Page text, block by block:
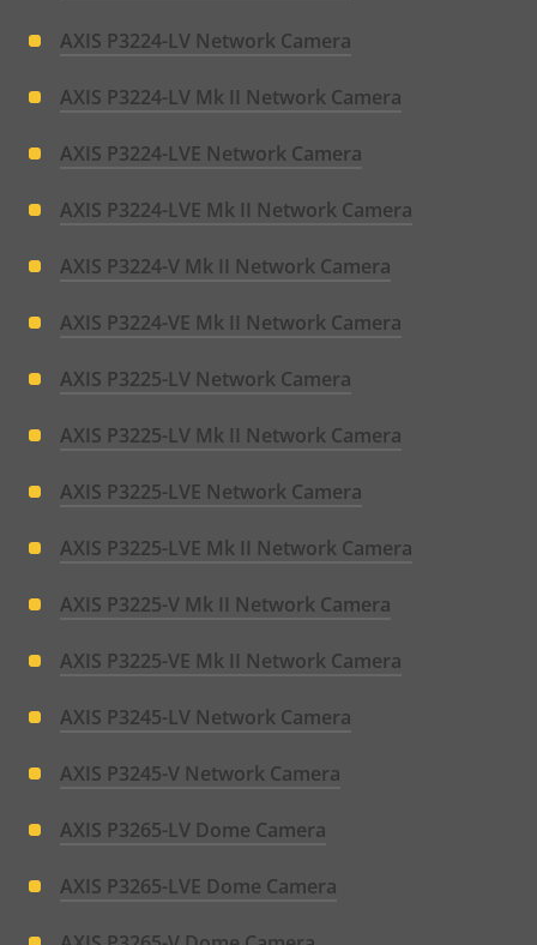
AXIS P3224-LV Network Camera
AXIS P3224-LV Mk II Network Camera
AXIS P3224-LVE Network Camera
AXIS P3224-LVE Mk II Network Camera
AXIS P3224-V Mk II Network Camera
AXIS P3224-VE Mk II Network Camera
AXIS P3225-LV Network Camera
AXIS P3225-LV Mk II Network Camera
AXIS P3225-LVE Network Camera
AXIS P3225-LVE Mk II Network Camera
AXIS P3225-V Mk II Network Camera
AXIS P3225-VE Mk II Network Camera
AXIS P3245-LV Network Camera
AXIS P3245-V Network Camera
AXIS P3265-LV Dome Camera
AXIS P3265-LVE Dome Camera